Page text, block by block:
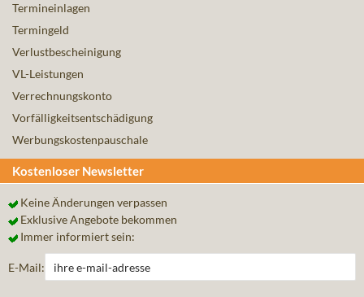
Termineinlagen
Termingeld
Verlustbescheinigung
VL-Leistungen
Verrechnungskonto
Vorfälligkeitsentschädigung
Werbungskostenpauschale
Kostenloser Newsletter
Keine Änderungen verpassen
Exklusive Angebote bekommen
Immer informiert sein:
E-Mail: